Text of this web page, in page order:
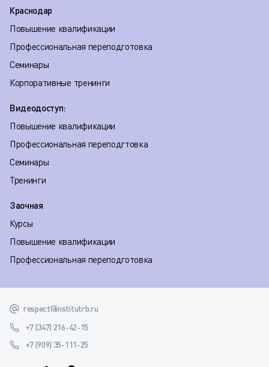
Краснодар
Повышение квалификации
Профессиональная переподготовка
Семинары
Корпоративные тренинги
Видеодоступ:
Повышение квалификации
Профессиональная переподгтовка
Семинары
Тренинги
Заочная
Курсы
Повышение квалификации
Профессиональная переподготовка
respect@institutrb.ru
+7 (347) 216-42-15
+7 (909) 35-111-25